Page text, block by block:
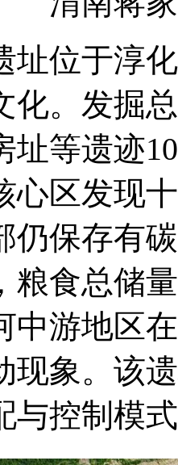
址位于淳
化。发掘
址等遗迹
心区发现
仍保存有
粮食总储
中游地区
现象。该
与控制模